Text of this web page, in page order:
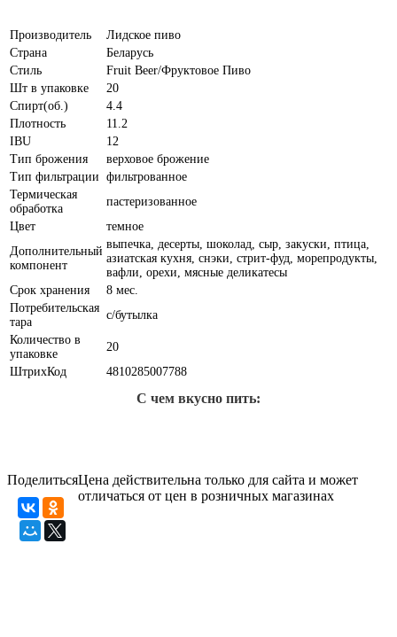
Производитель
Лидское пиво
Страна
Беларусь
Стиль
Fruit Beer/Фруктовое Пиво
Шт в упаковке
20
Спирт(об.)
4.4
Плотность
11.2
IBU
12
Тип брожения
верховое брожение
Тип фильтрации фильтрованное
Термическая
обработка
пастеризованное
Цвет
темное
Дополнительный
компонент
выпечка, десерты, шоколад, сыр, закуски, птица,
азиатская кухня, снэки, стрит-фуд, морепродукты,
вафли, орехи, мясные деликатесы
Срок хранения
8 мес.
Потребительская
тара
с/бутылка
Количество в
упаковке
20
ШтрихКод
4810285007788
С чем вкусно пить:
ПоделитьсяЦена действительна только для сайта и может
отличаться от цен в розничных магазинах